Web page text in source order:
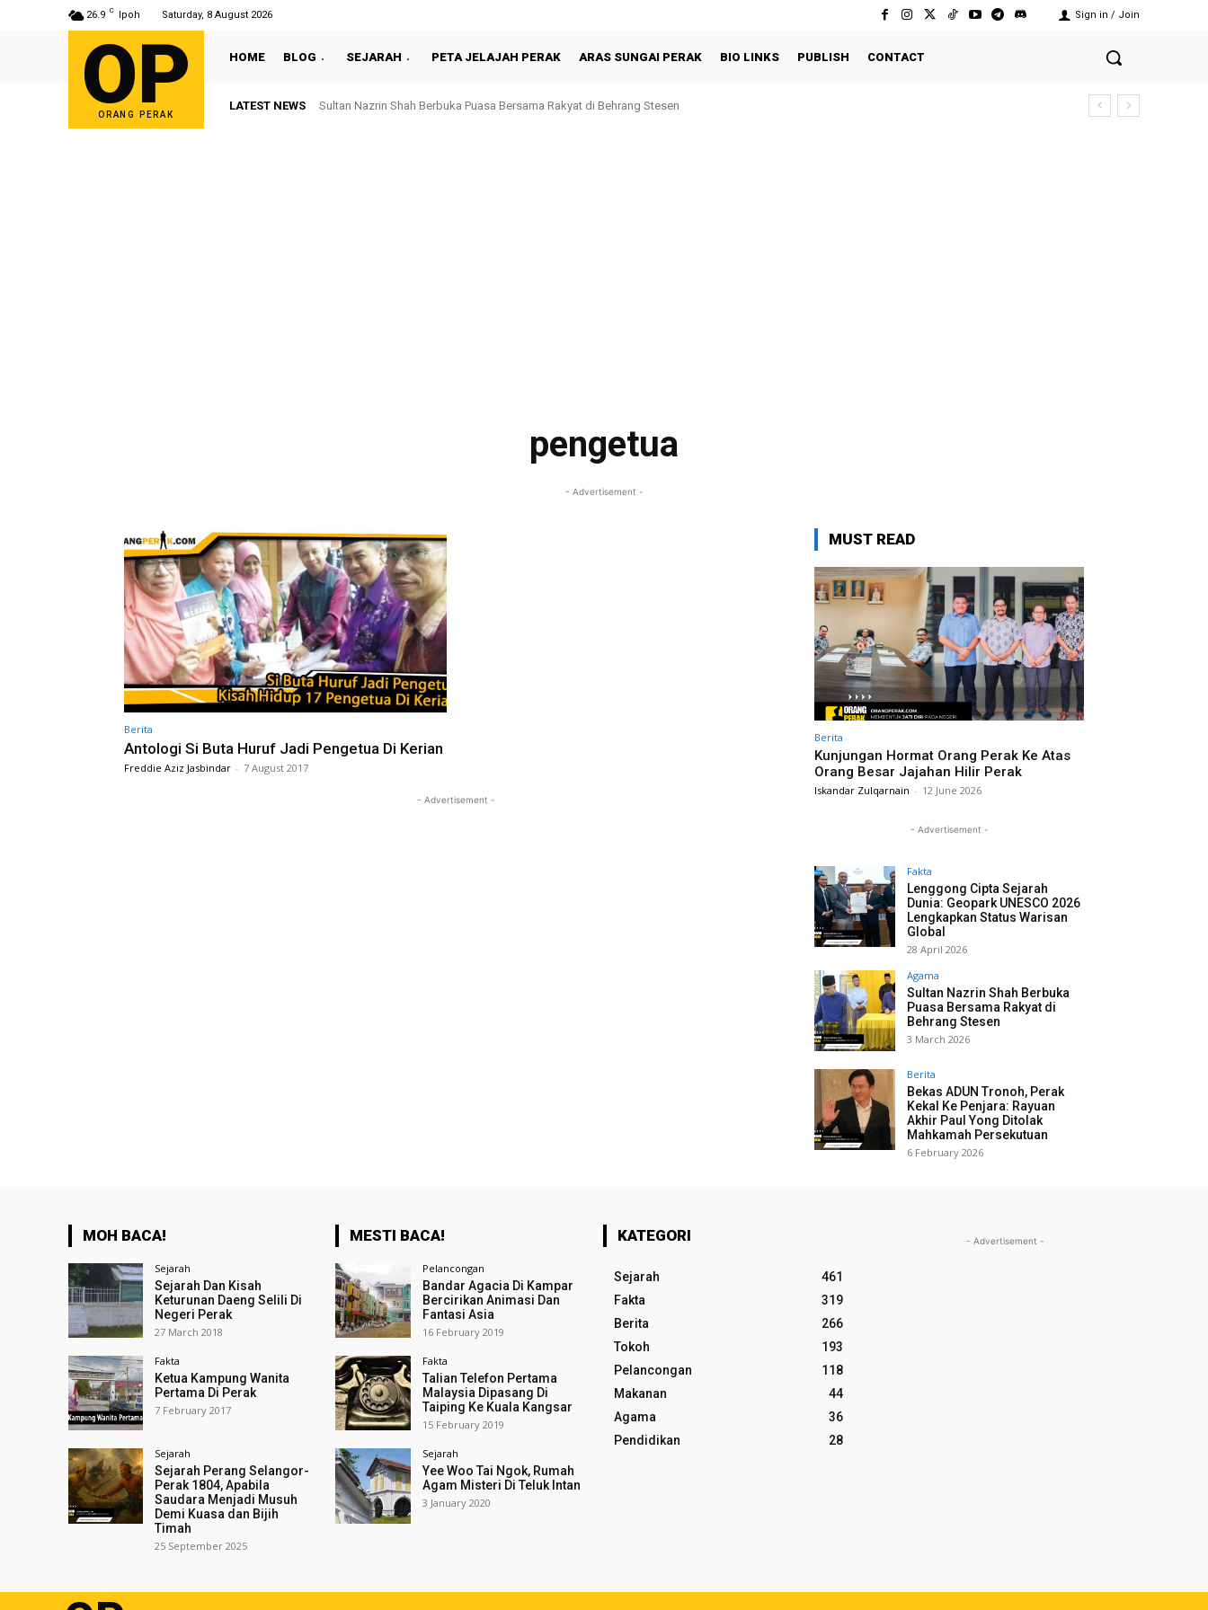
26.9 C Ipoh Saturday, 8 August 2026 Sign in / Join
OP
ORANG PERAK
HOME BLOG SEJARAH PETA JELAJAH PERAK ARAS SUNGAI PERAK BIO LINKS PUBLISH CONTACT
LATEST NEWS Sultan Nazrin Shah Berbuka Puasa Bersama Rakyat di Behrang Stesen
Bekas ADUN Tronoh, Perak Kekal Ke Penjara: Rayuan Akhir Paul Yong Ditolak Mahkamah Persekutuan
pengetua
- Advertisement -
Berita
Antologi Si Buta Huruf Jadi Pengetua Di Kerian
Freddie Aziz Jasbindar - 7 August 2017
- Advertisement -
MUST READ
Berita
Kunjungan Hormat Orang Perak Ke Atas
Orang Besar Jajahan Hilir Perak
Iskandar Zulqarnain - 12 June 2026
- Advertisement -
Fakta
Lenggong Cipta Sejarah
Dunia: Geopark UNESCO 2026
Lengkapkan Status Warisan
Global
28 April 2026
Agama
Sultan Nazrin Shah Berbuka
Puasa Bersama Rakyat di
Behrang Stesen
3 March 2026
Berita
Bekas ADUN Tronoh, Perak
Kekal Ke Penjara: Rayuan
Akhir Paul Yong Ditolak
Mahkamah Persekutuan
6 February 2026
MOH BACA!
Sejarah
Sejarah Dan Kisah
Keturunan Daeng Selili Di
Negeri Perak
27 March 2018
Fakta
Ketua Kampung Wanita
Pertama Di Perak
7 February 2017
Sejarah
Sejarah Perang Selangor-
Perak 1804, Apabila
Saudara Menjadi Musuh
Demi Kuasa dan Bijih
Timah
25 September 2025
MESTI BACA!
Pelancongan
Bandar Agacia Di Kampar
Bercirikan Animasi Dan
Fantasi Asia
16 February 2019
Fakta
Talian Telefon Pertama
Malaysia Dipasang Di
Taiping Ke Kuala Kangsar
15 February 2019
Sejarah
Yee Woo Tai Ngok, Rumah
Agam Misteri Di Teluk Intan
3 January 2020
KATEGORI
Sejarah
461
Fakta
319
Berita
266
Tokoh
193
Pelancongan
118
Makanan
44
Agama
36
Pendidikan
28
- Advertisement -